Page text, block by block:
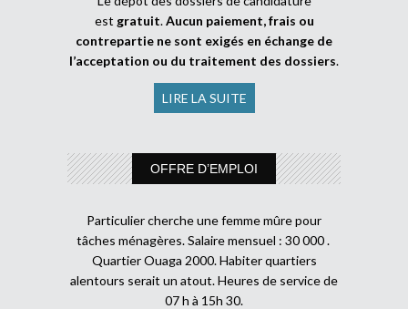
est gratuit.Aucun paiement, frais ou
contrepartie ne sont exigés en échange de
l’acceptation ou du traitement des dossiers.
LIRE LA SUITE
OFFRE D’EMPLOI
Particulier cherche une femme mûre pour
tâches ménagères. Salaire mensuel : 30 000 .
Quartier Ouaga 2000. Habiter quartiers
alentours serait un atout. Heures de service de
07 h à 15h 30.